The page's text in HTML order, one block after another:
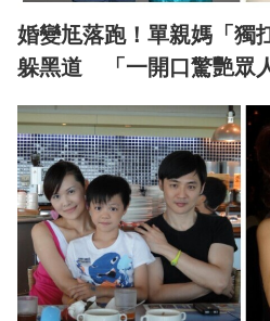
婚變尪落跑！單親媽「獨
躲黑道 「一開口驚艷眾